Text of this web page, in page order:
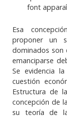
font
Esa
proponer un
dominados son
emanciparse
Se evidencia
cuestión
Estructura de
concepción de
su teoría de